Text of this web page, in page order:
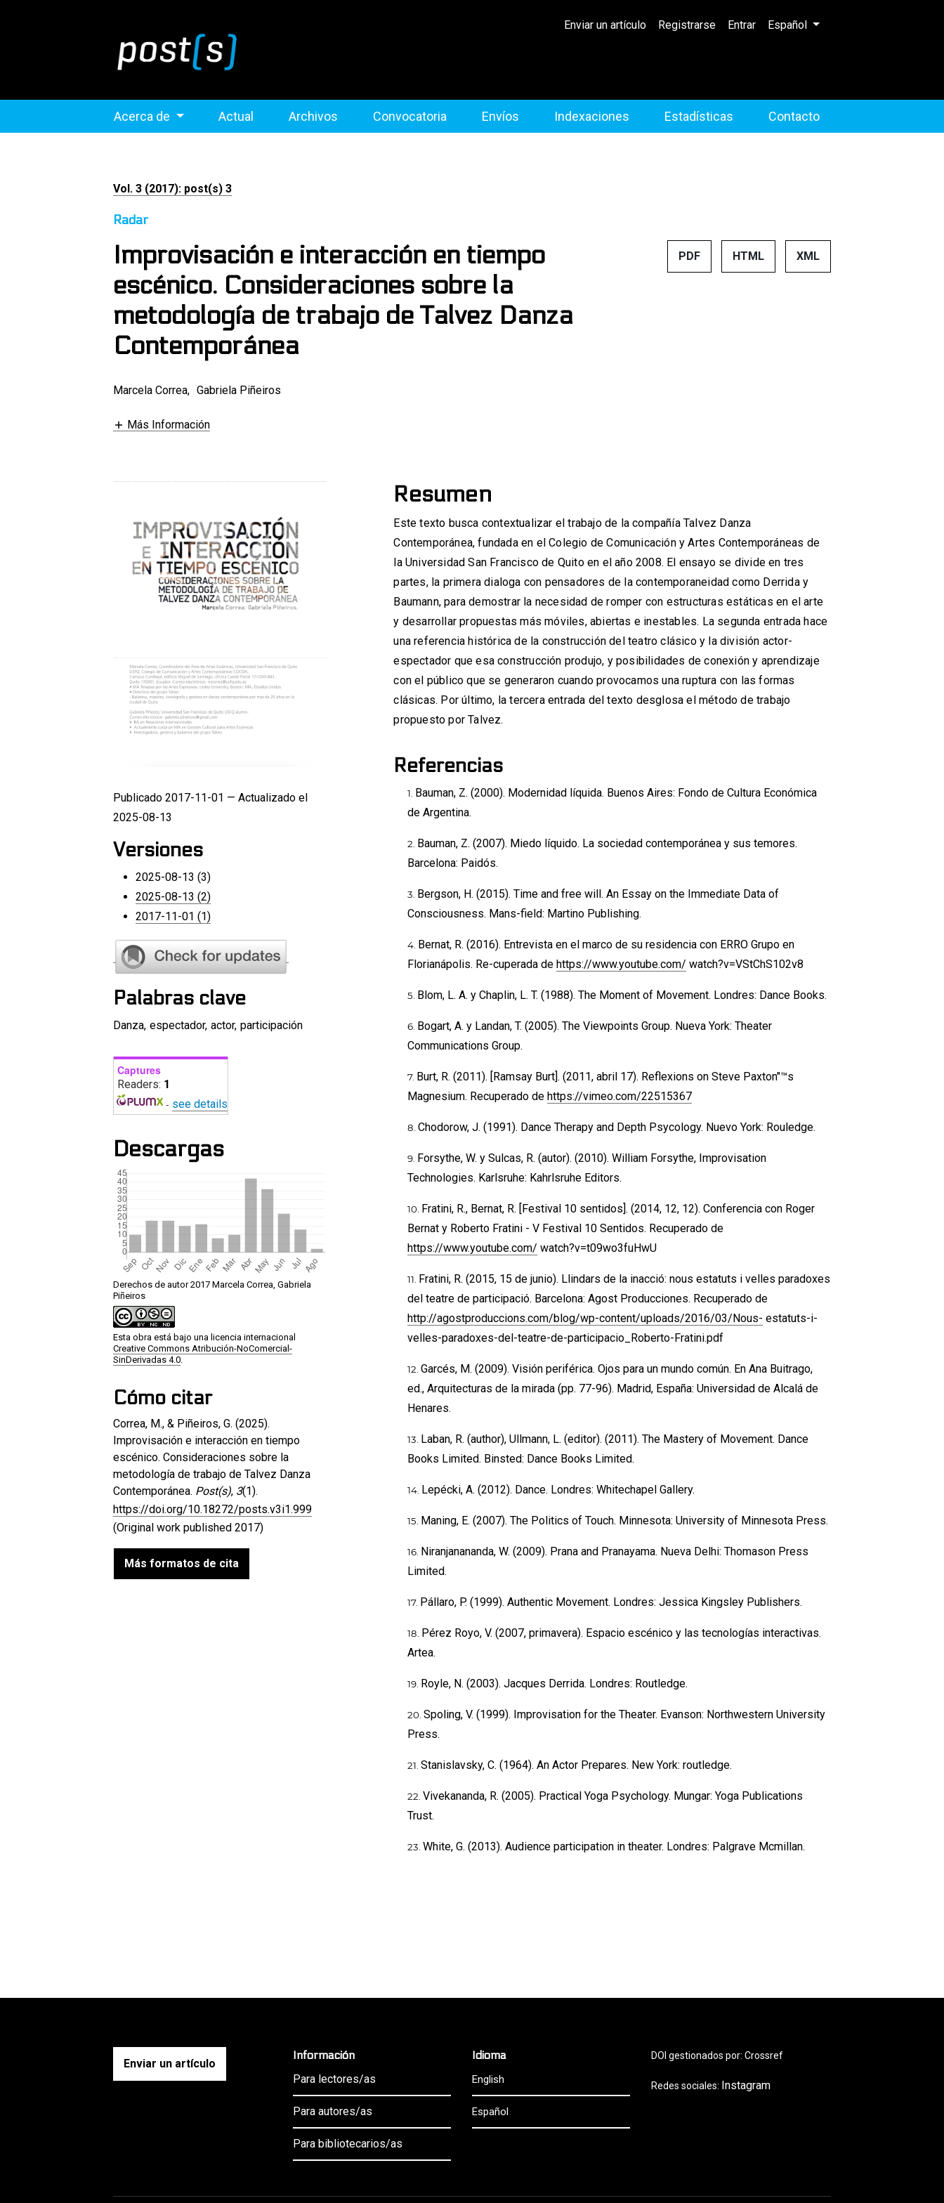
Enviar un artículo Registrarse Entrar Cambiar el idioma. El idioma actual
Español
Acerca de Actual Archivos Convocatoria Envíos Indexaciones Estadísticas Contacto
Vol. 3 (2017): post(s) 3
Radar
Improvisación e interacción en tiempo
escénico. Consideraciones sobre la
metodología de trabajo de Talvez Danza
Contemporánea
PDF HTML XML
Marcela Correa, Gabriela Piñeiros
Más Información
Publicado 2017-11-01 — Actualizado el
2025-08-13
Versiones
2025-08-13 (3)
2025-08-13 (2)
2017-11-01 (1)
Palabras clave
Danza, espectador, actor, participación
Captures
Readers: 1
- see details
Descargas
Derechos de autor 2017 Marcela Correa, Gabriela
Piñeiros
Esta obra está bajo una licencia internacional
Creative Commons Atribución-NoComercial-
SinDerivadas 4.0
Cómo citar
Correa, M., & Piñeiros, G. (2025).
Improvisación e interacción en tiempo
escénico. Consideraciones sobre la
metodología de trabajo de Talvez Danza
Contemporánea. Post(s), 3(1).
https://doi.org/10.18272/posts.v3i1.999
(Original work published 2017)
Más formatos de cita
Resumen
Este texto busca contextualizar el trabajo de la compañía Talvez Danza
Contemporánea, fundada en el Colegio de Comunicación y Artes Contemporáneas de
la Universidad San Francisco de Quito en el año 2008. El ensayo se divide en tres
partes, la primera dialoga con pensadores de la contemporaneidad como Derrida y
Baumann, para demostrar la necesidad de romper con estructuras estáticas en el arte
y desarrollar propuestas más móviles, abiertas e inestables. La segunda entrada hace
una referencia histórica de la construcción del teatro clásico y la división actor-
espectador que esa construcción produjo, y posibilidades de conexión y aprendizaje
con el público que se generaron cuando provocamos una ruptura con las formas
clásicas. Por último, la tercera entrada del texto desglosa el método de trabajo
propuesto por Talvez.
Referencias
Bauman, Z. (2000). Modernidad líquida. Buenos Aires: Fondo de Cultura Económica
de Argentina.
Bauman, Z. (2007). Miedo líquido. La sociedad contemporánea y sus temores.
Barcelona: Paidós.
Bergson, H. (2015). Time and free will. An Essay on the Immediate Data of
Consciousness. Mans-field: Martino Publishing.
Bernat, R. (2016). Entrevista en el marco de su residencia con ERRO Grupo en
Florianápolis. Re-cuperada dehttps://www.youtube.com/ watch?v=VStChS102v8
Blom, L. A. y Chaplin, L. T. (1988). The Moment of Movement. Londres: Dance Books.
Bogart, A. y Landan, T. (2005). The Viewpoints Group. Nueva York: Theater
Communications Group.
Burt, R. (2011). [Ramsay Burt]. (2011, abril 17). Reflexions on Steve Paxton"™s
Magnesium. Recuperado dehttps://vimeo.com/22515367
Chodorow, J. (1991). Dance Therapy and Depth Psycology. Nuevo York: Rouledge.
Forsythe, W. y Sulcas, R. (autor). (2010). William Forsythe, Improvisation
Technologies. Karlsruhe: Kahrlsruhe Editors.
Fratini, R., Bernat, R. [Festival 10 sentidos]. (2014, 12, 12). Conferencia con Roger
Bernat y Roberto Fratini - V Festival 10 Sentidos. Recuperado de
https://www.youtube.com/ watch?v=t09wo3fuHwU
Fratini, R. (2015, 15 de junio). Llindars de la inacció: nous estatuts i velles paradoxes
del teatre de participació. Barcelona: Agost Producciones. Recuperado de
http://agostproduccions.com/blog/wp-content/uploads/2016/03/Nous- estatuts-i-
velles-paradoxes-del-teatre-de-participacio_Roberto-Fratini.pdf
Garcés, M. (2009). Visión periférica. Ojos para un mundo común. En Ana Buitrago,
ed., Arquitecturas de la mirada (pp. 77-96). Madrid, España: Universidad de Alcalá de
Henares.
Laban, R. (author), Ullmann, L. (editor). (2011). The Mastery of Movement. Dance
Books Limited. Binsted: Dance Books Limited.
Lepécki, A. (2012). Dance. Londres: Whitechapel Gallery.
Maning, E. (2007). The Politics of Touch. Minnesota: University of Minnesota Press.
Niranjanananda, W. (2009). Prana and Pranayama. Nueva Delhi: Thomason Press
Limited.
Pállaro, P. (1999). Authentic Movement. Londres: Jessica Kingsley Publishers.
Pérez Royo, V. (2007, primavera). Espacio escénico y las tecnologías interactivas.
Artea.
Royle, N. (2003). Jacques Derrida. Londres: Routledge.
Spoling, V. (1999). Improvisation for the Theater. Evanson: Northwestern University
Press.
Stanislavsky, C. (1964). An Actor Prepares. New York: routledge.
Vivekananda, R. (2005). Practical Yoga Psychology. Mungar: Yoga Publications
Trust.
White, G. (2013). Audience participation in theater. Londres: Palgrave Mcmillan.
Enviar un artículo
Información
Para lectores/as
Para autores/as
Para bibliotecarios/as
Idioma
English
Español
DOI gestionados por: Crossref
Redes sociales: Instagram